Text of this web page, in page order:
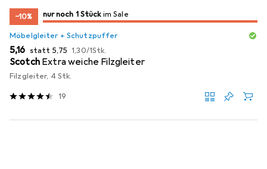
−10% noch 1 Stückim Sale
nur noch 1 Stück im Sale
Möbelgleiter + Schutzpuffer
EUR
5,16 statt EUR
5,75 EUR
1,30/1Stk.
Scotch Extra weiche Filzgleiter
Filzgleiter, 4 Stk.
19